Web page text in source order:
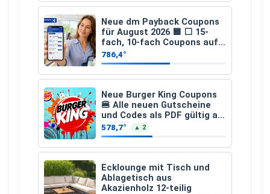
Neue dm Payback Coupons
für August 2026 🟦 ⬜ 15-
fach, 10-fach Coupons auf
den gesamten Einkauf ab 2
€
786,4°
Neue Burger King Coupons
🍔 Alle neuen Gutscheine
und Codes als PDF gültig ab
25.07.2026 bis 04.09.2026
578,7° ▲ 2
Ecklounge mit Tisch und
Ablagetisch aus
Akazienholz 12-teilig